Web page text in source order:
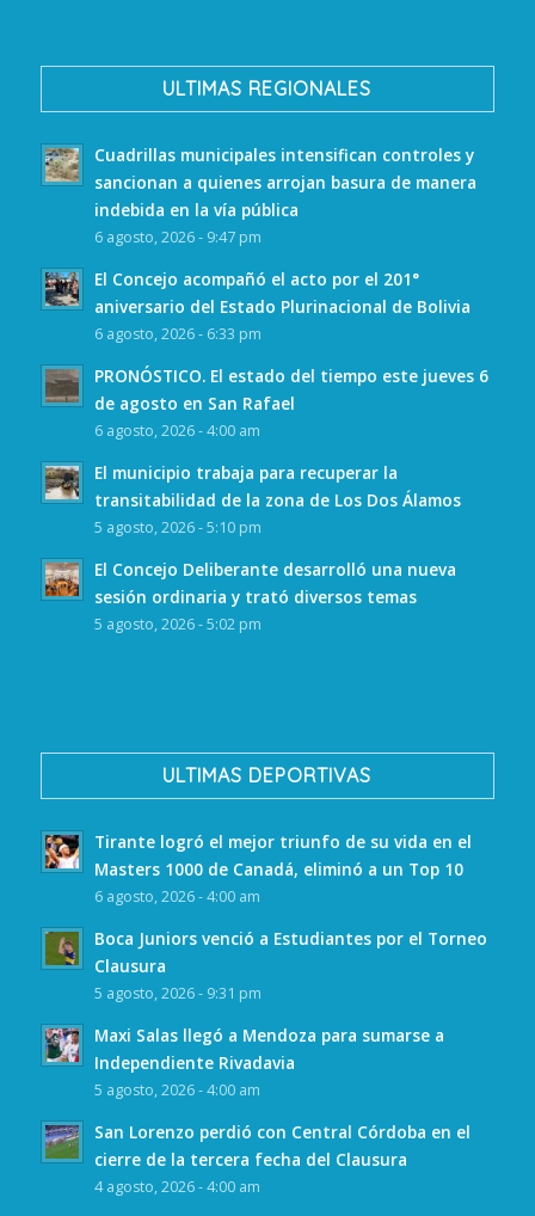
ULTIMAS REGIONALES
Cuadrillas municipales intensifican controles y
sancionan a quienes arrojan basura de manera
indebida en la vía pública
6 agosto, 2026 - 9:47 pm
El Concejo acompañó el acto por el 201°
aniversario del Estado Plurinacional de Bolivia
6 agosto, 2026 - 6:33 pm
PRONÓSTICO. El estado del tiempo este jueves 6
de agosto en San Rafael
6 agosto, 2026 - 4:00 am
El municipio trabaja para recuperar la
transitabilidad de la zona de Los Dos Álamos
5 agosto, 2026 - 5:10 pm
El Concejo Deliberante desarrolló una nueva
sesión ordinaria y trató diversos temas
5 agosto, 2026 - 5:02 pm
ULTIMAS DEPORTIVAS
Tirante logró el mejor triunfo de su vida en el
Masters 1000 de Canadá, eliminó a un Top 10
6 agosto, 2026 - 4:00 am
Boca Juniors venció a Estudiantes por el Torneo
Clausura
5 agosto, 2026 - 9:31 pm
Maxi Salas llegó a Mendoza para sumarse a
Independiente Rivadavia
5 agosto, 2026 - 4:00 am
San Lorenzo perdió con Central Córdoba en el
cierre de la tercera fecha del Clausura
4 agosto, 2026 - 4:00 am